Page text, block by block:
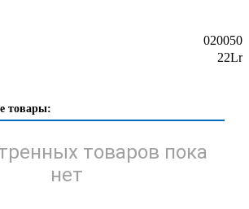
020050
22Lr
товары:
товаров пока
нет